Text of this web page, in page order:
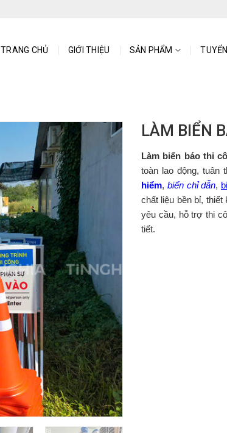
TRANG CHỦ GIỚI THIỆU SẢN PHẨM
LÀM BIỂN
Làm biển báo thi
toàn lao động, tuân
hiểm, biển chỉ dẫn,
chất liệu bền bỉ,
yêu cầu, hỗ trợ thi
tiết.